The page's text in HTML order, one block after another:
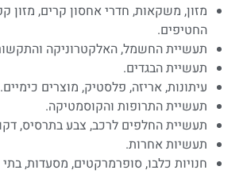
מזון, משקאות, חדרי אחסון קרים, מזון
החטיפים.
תעשיית החשמל, האלקטרוניקה
תעשיית הבגדים.
עיתונות, אריזה, פלסטיק, מוצרים כימיים.
תעשיית התרופות והקוסמטיקה.
תעשיית החלפים לרכב, צבע בתרסיס,
תעשיות אחרות.
חנויות כלבו, סופרמרקטים, מסעדות,